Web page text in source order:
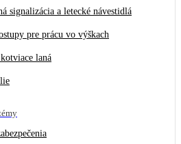
signalizácia a letecké návestidlá
pre prácu vo výškach
laná